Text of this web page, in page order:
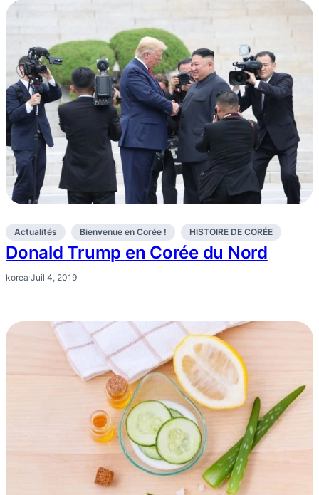
Actualités Bienvenue en Corée ! HISTOIRE DE CORÉE
Donald Trump en Corée du Nord
korea·Juil 4, 2019